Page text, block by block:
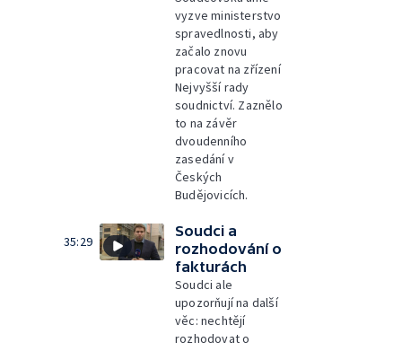
vyzve ministerstvo
spravedlnosti, aby
začalo znovu
pracovat na zřízení
Nejvyšší rady
soudnictví. Zaznělo
to na závěr
dvoudenního
zasedání v
Českých
Budějovicích.
35:29
Soudci a
rozhodování o
fakturách
Soudci ale
upozorňují na další
věc: nechtějí
rozhodovat o